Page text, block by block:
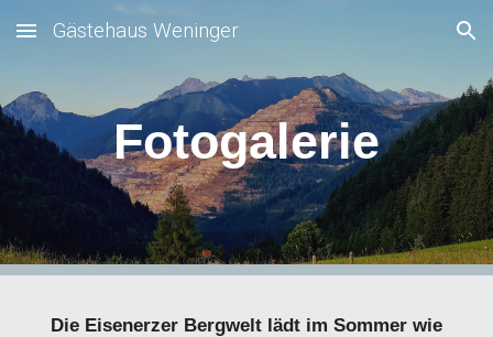
Skip to main content Skip to navigation
Gästehaus Weninger
Fotogalerie
Die Eisenerzer Bergwelt lädt im Sommer wie